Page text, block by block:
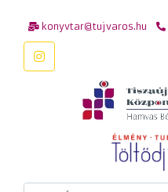
konyvtar@tujvaros.hu